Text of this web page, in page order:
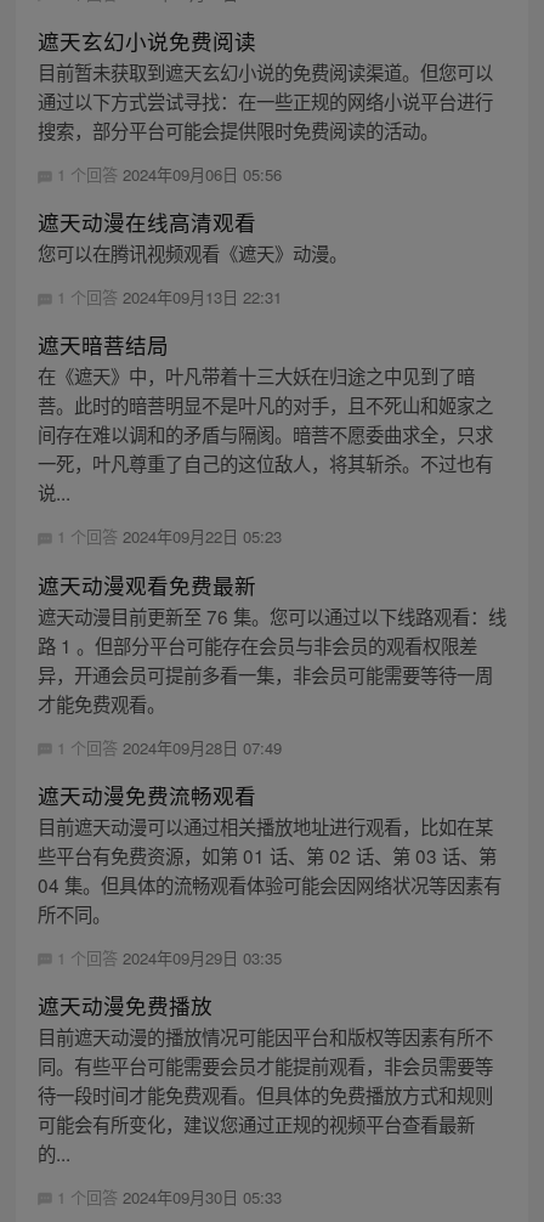
遮天玄幻小说免费阅读
目前暂未获取到遮天玄幻小说的免费阅读渠道。但您可以
通过以下方式尝试寻找：在一些正规的网络小说平台进行
搜索，部分平台可能会提供限时免费阅读的活动。
1 个回答 2024年09月06日 05:56
遮天动漫在线高清观看
您可以在腾讯视频观看《遮天》动漫。
1 个回答 2024年09月13日 22:31
遮天暗菩结局
在《遮天》中，叶凡带着十三大妖在归途之中见到了暗
菩。此时的暗菩明显不是叶凡的对手，且不死山和姬家之
间存在难以调和的矛盾与隔阂。暗菩不愿委曲求全，只求
一死，叶凡尊重了自己的这位敌人，将其斩杀。不过也有
说...
1 个回答 2024年09月22日 05:23
遮天动漫观看免费最新
遮天动漫目前更新至 76 集。您可以通过以下线路观看：线
路 1 。但部分平台可能存在会员与非会员的观看权限差
异，开通会员可提前多看一集，非会员可能需要等待一周
才能免费观看。
1 个回答 2024年09月28日 07:49
遮天动漫免费流畅观看
目前遮天动漫可以通过相关播放地址进行观看，比如在某
些平台有免费资源，如第 01 话、第 02 话、第 03 话、第
04 集。但具体的流畅观看体验可能会因网络状况等因素有
所不同。
1 个回答 2024年09月29日 03:35
遮天动漫免费播放
目前遮天动漫的播放情况可能因平台和版权等因素有所不
同。有些平台可能需要会员才能提前观看，非会员需要等
待一段时间才能免费观看。但具体的免费播放方式和规则
可能会有所变化，建议您通过正规的视频平台查看最新
的...
1 个回答 2024年09月30日 05:33